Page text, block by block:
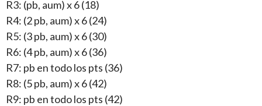
R3: (pb, aum) x 6 (18)
R4: (2 pb, aum) x 6 (24)
R5: (3 pb, aum) x 6 (30)
R6: (4 pb, aum) x 6 (36)
R7: pb en todo los pts (36)
R8: (5 pb, aum) x 6 (42)
R9: pb en todo los pts (42)